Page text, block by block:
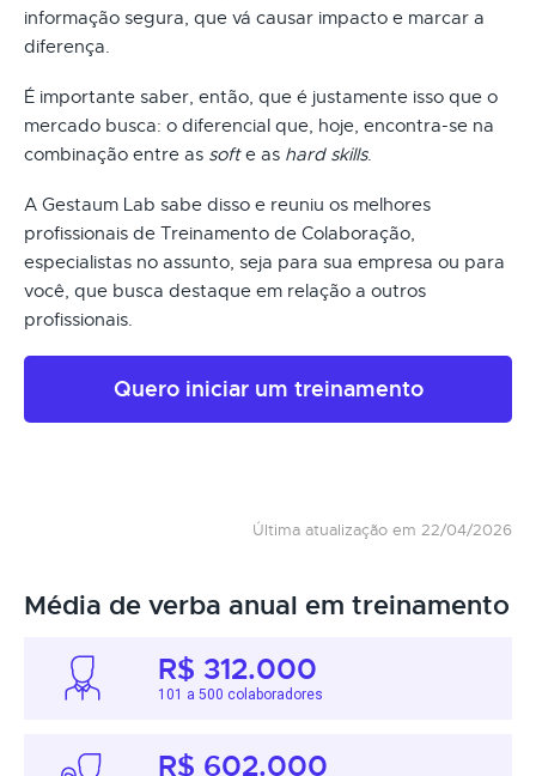
informação segura, que vá causar impacto e marcar a
diferença.
É importante saber, então, que é justamente isso que o
mercado busca: o diferencial que, hoje, encontra-se na
combinação entre as softe as hard skills.
A Gestaum Lab sabe disso e reuniu os melhores
profissionais de Treinamento de Colaboração,
especialistas no assunto, seja para sua empresa ou para
você, que busca destaque em relação a outros
profissionais.
Quero iniciar um treinamento
Última atualização em 22/04/2026
Média de verba anual em treinamento
R$ 312.000
101 a 500 colaboradores
R$ 602.000